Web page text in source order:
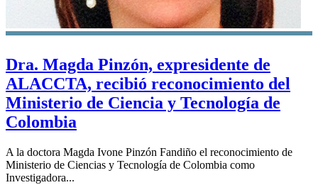
Dra. Magda Pinzón, expresidente de
ALACCTA, recibió reconocimiento del
Ministerio de Ciencia y Tecnología de
Colombia
A la doctora Magda Ivone Pinzón Fandiño el reconocimiento de
Ministerio de Ciencias y Tecnología de Colombia como
Investigadora...